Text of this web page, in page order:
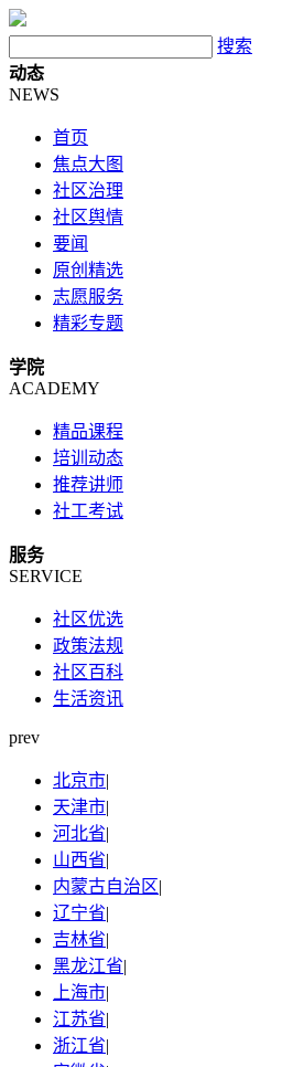
搜索
动态
NEWS
首页
焦点大图
社区治理
社区舆情
要闻
原创精选
志愿服务
精彩专题
学院
ACADEMY
精品课程
培训动态
推荐讲师
社工考试
服务
SERVICE
社区优选
政策法规
社区百科
生活资讯
prev
北京市|
天津市|
河北省|
山西省|
内蒙古自治区|
辽宁省|
吉林省|
黑龙江省|
上海市|
江苏省|
浙江省|